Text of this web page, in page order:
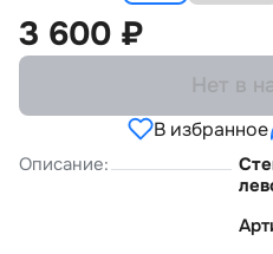
3 600 ₽
Нет в
В избранное
Описание: